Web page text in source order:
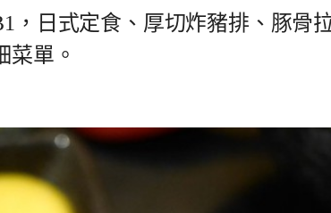
，日式定食、厚切炸豬排、豚骨
菜單。